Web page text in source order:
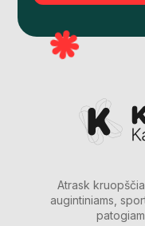
Atrask
augintiniams,